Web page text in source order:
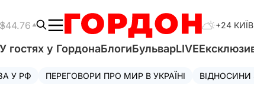
$44.76 +24 КИЇВ
У гостях у ГордонаБлогиБульварLIVE
У РФ ПЕРЕГОВОРИ ПРО МИР В УКРАЇНІ